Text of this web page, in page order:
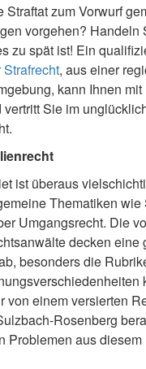
Straftat zum Vorwurf
vorgehen? Handeln
zu spät ist! Ein
, aus einer
kann Ihnen mit
Sie im
ist überaus
Thematiken wie
Umgangsrecht. Die
decken eine
besonders die
von einem versierten
Rosenberg
Problemen aus diesem